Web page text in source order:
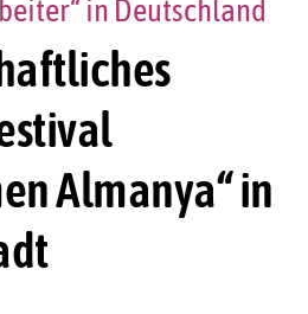
Almanya“ in
in Deutschland